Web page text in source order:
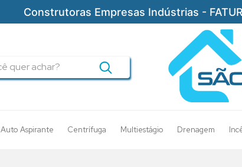
Construtoras Empresas Indústrias -
Auto Aspirante Centrífuga Multiestágio Drenagem